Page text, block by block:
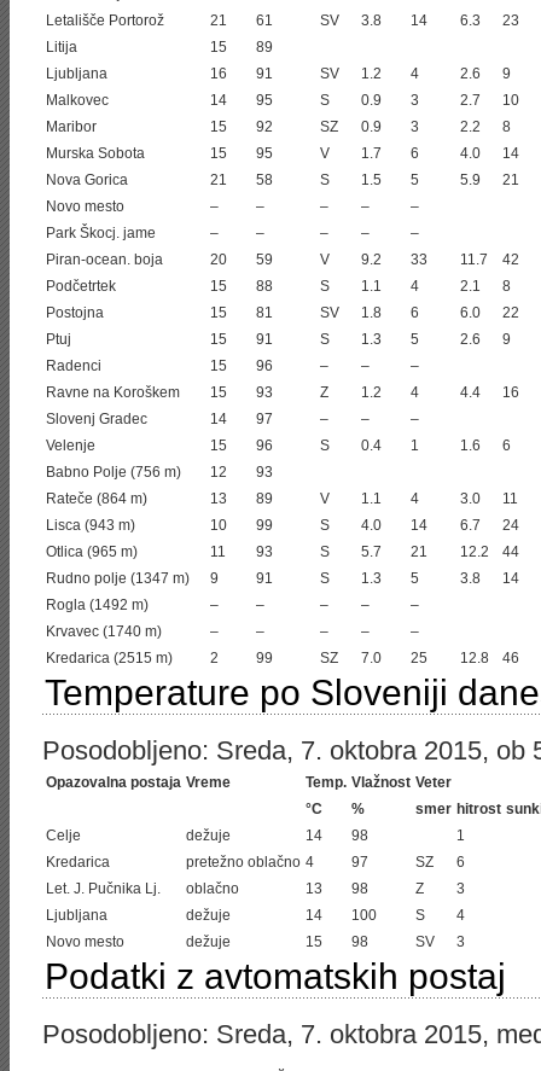
Letališče Portorož
21 61 SV 3.8 14 6.3
23
Litija
15
89
Ljubljana
16 91 SV 1.2 4 2.6
9
Malkovec
14 95 S 0.9 3 2.7
10
Maribor
15 92 SZ 0.9 3 2.2
8
Murska Sobota
15 95 V 1.7 6 4.0
14
Nova Gorica
21 58 S 1.5 5 5.9
21
Novo mesto
– – – –
–
Park Škocj. jame
– – – –
–
Piran-ocean. boja
20 59 V 9.2 33 11.7
42
Podčetrtek
15 88 S 1.1 4 2.1
8
Postojna
15 81 SV 1.8 6 6.0
22
Ptuj
15 91 S 1.3 5 2.6
9
Radenci
15 96 – –
–
Ravne na Koroškem
15 93 Z 1.2 4 4.4
16
Slovenj Gradec
14 97 – –
–
Velenje
15 96 S 0.4 1 1.6
6
Babno Polje (756 m)
12
93
Rateče (864 m)
13 89 V 1.1 4 3.0
11
Lisca (943 m)
10 99 S 4.0 14 6.7
24
Otlica (965 m)
11 93 S 5.7 21 12.2
44
Rudno polje (1347 m)
9 91 S 1.3 5 3.8
14
Rogla (1492 m)
– – – –
–
Krvavec (1740 m)
– – – –
–
Kredarica (2515 m)
2 99 SZ 7.0 25 12.8 46
Temperature po Sloveniji
Posodobljeno: Sreda, 7. oktobra 2015, ob
Opazovalna postaja Vreme Temp. Vlažnost Veter
°C
% smer hitrost
Celje
dežuje 14 98
1
Kredarica
pretežno oblačno 4 97 SZ
6
Let. J. Pučnika Lj.
oblačno 13 98 Z
3
Ljubljana
dežuje 14 100 S
4
Novo mesto
dežuje 15 98 SV 3
Podatki z avtomatskih postaj
Posodobljeno: Sreda, 7. oktobra 2015,